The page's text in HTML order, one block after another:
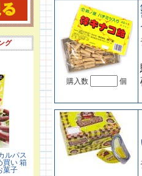
グ
ルパス
買い 箱
菓子
購入数 個